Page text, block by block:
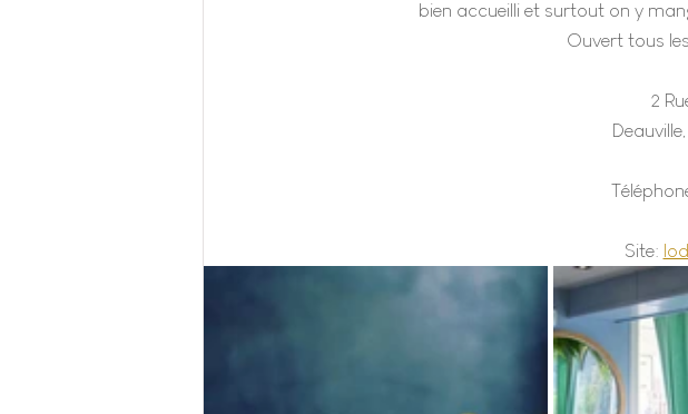
bien accueilli et surtout on y
Ouvert tous
2
Site: